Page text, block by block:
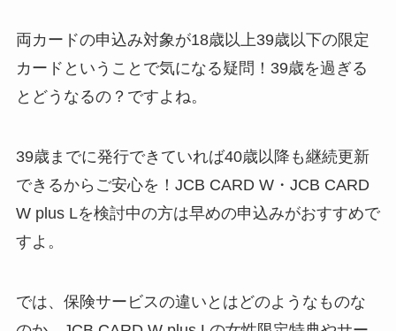
両カードの申込み対象が18歳以上39歳以下の限定
カードということで気になる疑問！39歳を過ぎる
とどうなるの？ですよね。
39歳までに発行できていれば40歳以降も継続更新
できるからご安心を！JCB CARD W・JCB CARD
W plus Lを検討中の方は早めの申込みがおすすめで
すよ。
では、保険サービスの違いとはどのようなものな